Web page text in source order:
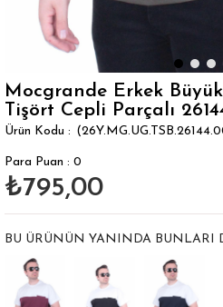
Mocgrande Erkek
Tişört Cepli Parçalı
Para Puan : 0
₺795,00
BU ÜRÜNÜN YANINDA BUNLARI